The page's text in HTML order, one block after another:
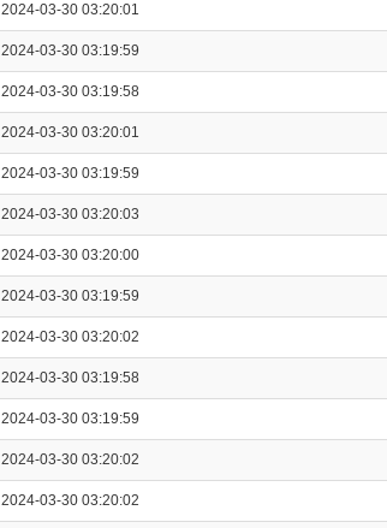
2024-03-30 03:20:01
2024-03-30 03:19:59
2024-03-30 03:19:58
2024-03-30 03:20:01
2024-03-30 03:19:59
2024-03-30 03:20:03
2024-03-30 03:20:00
2024-03-30 03:19:59
2024-03-30 03:20:02
2024-03-30 03:19:58
2024-03-30 03:19:59
2024-03-30 03:20:02
2024-03-30 03:20:02